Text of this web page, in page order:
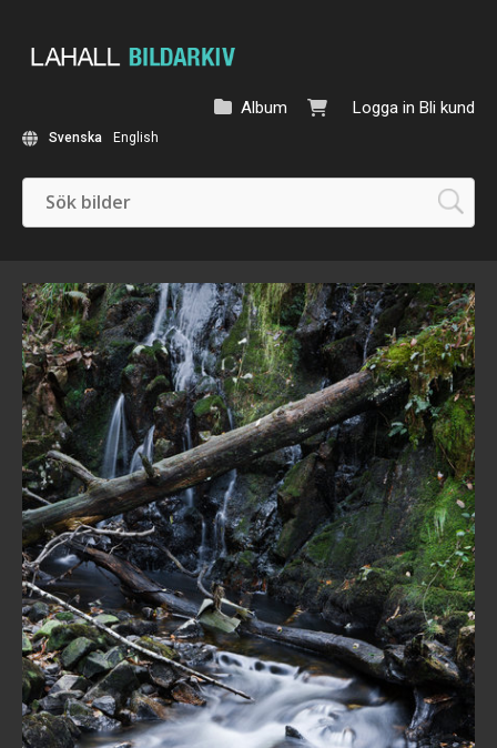
Logga in Bli kund
Album
Svenska English